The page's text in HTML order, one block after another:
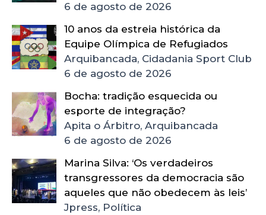
6 de agosto de 2026
10 anos da estreia histórica da
Equipe Olímpica de Refugiados
Arquibancada, Cidadania Sport Club
6 de agosto de 2026
Bocha: tradição esquecida ou
esporte de integração?
Apita o Árbitro, Arquibancada
6 de agosto de 2026
Marina Silva: ‘Os verdadeiros
transgressores da democracia são
aqueles que não obedecem às leis’
Jpress, Política